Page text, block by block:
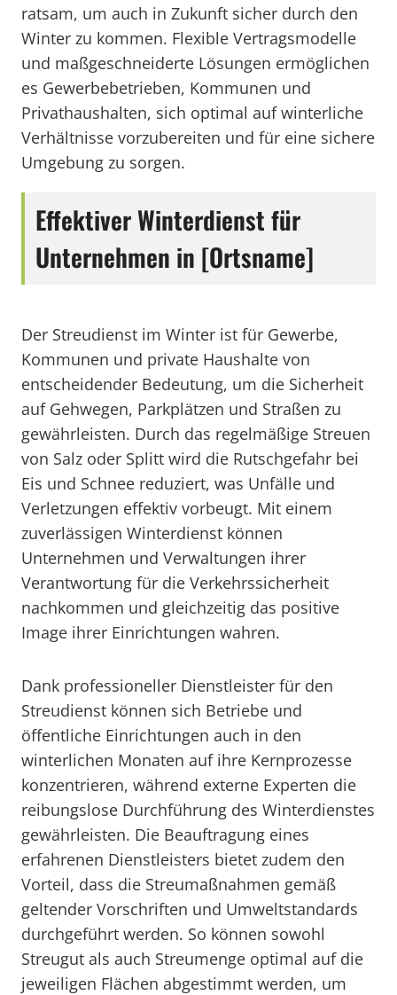
ratsam, um auch in Zukunft sicher durch den
Winter zu kommen. Flexible Vertragsmodelle
und maßgeschneiderte Lösungen ermöglichen
es Gewerbebetrieben, Kommunen und
Privathaushalten, sich optimal auf winterliche
Verhältnisse vorzubereiten und für eine sichere
Umgebung zu sorgen.
Effektiver Winterdienst für
Unternehmen in [Ortsname]
Der Streudienst im Winter ist für Gewerbe,
Kommunen und private Haushalte von
entscheidender Bedeutung, um die Sicherheit
auf Gehwegen, Parkplätzen und Straßen zu
gewährleisten. Durch das regelmäßige Streuen
von Salz oder Splitt wird die Rutschgefahr bei
Eis und Schnee reduziert, was Unfälle und
Verletzungen effektiv vorbeugt. Mit einem
zuverlässigen Winterdienst können
Unternehmen und Verwaltungen ihrer
Verantwortung für die Verkehrssicherheit
nachkommen und gleichzeitig das positive
Image ihrer Einrichtungen wahren.
Dank professioneller Dienstleister für den
Streudienst können sich Betriebe und
öffentliche Einrichtungen auch in den
winterlichen Monaten auf ihre Kernprozesse
konzentrieren, während externe Experten die
reibungslose Durchführung des Winterdienstes
gewährleisten. Die Beauftragung eines
erfahrenen Dienstleisters bietet zudem den
Vorteil, dass die Streumaßnahmen gemäß
geltender Vorschriften und Umweltstandards
durchgeführt werden. So können sowohl
Streugut als auch Streumenge optimal auf die
jeweiligen Flächen abgestimmt werden, um